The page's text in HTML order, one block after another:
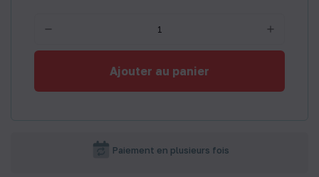
Ajouter au panier
Paiement en plusieurs fois